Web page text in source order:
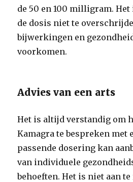
de 50 en 100 milligram.
de dosis niet te
bijwerkingen en
voorkomen.
Advies van een arts
Het is altijd verstandig om
Kamagra te bespreken met
passende dosering kan
van individuele
behoeften. Het is niet aan